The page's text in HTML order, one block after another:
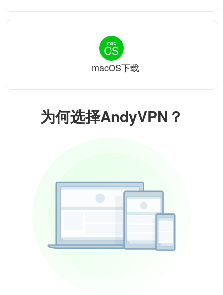
为何选择AndyVPN？
macOS下载